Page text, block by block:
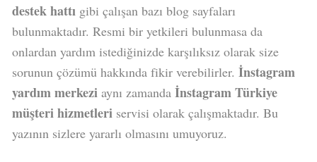
destek hattı gibi çalışan bazı blog sayfaları
bulunmaktadır. Resmi bir yetkileri bulunmasa da
onlardan yardım istediğinizde karşılıksız olarak size
sorunun çözümü hakkında fikir verebilirler. İnstagram
yardım merkezi aynı zamanda İnstagram Türkiye
müşteri hizmetleri servisi olarak çalışmaktadır. Bu
yazının sizlere yararlı olmasını umuyoruz.